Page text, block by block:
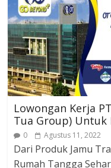
Lowongan Kerja
Tua Group) Untuk
0 Agustus 11, 2022
Dari Produk Jamu
Rumah Tangga